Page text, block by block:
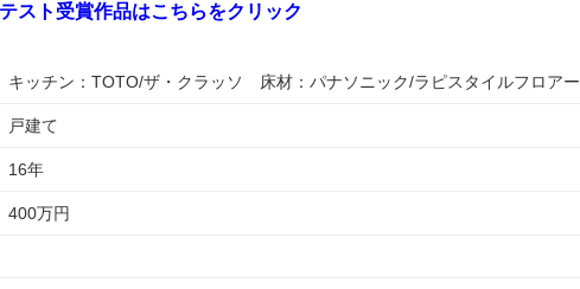
スト受賞作品はこちらをクリック
キッチン：TOTO/ザ・クラッソ 床材：パナソニック/ラピスタイルフロアー
戸建て
16年
400万円